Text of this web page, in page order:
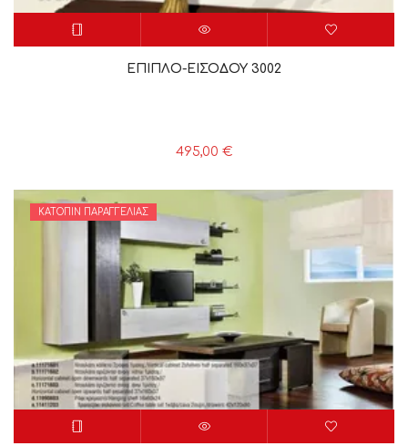
ΕΠΙΠΛΟ-ΕΙΣΟΔΟΥ 3002
495,00 €
ΚΑΤΌΠΙΝ ΠΑΡΑΓΓΕΛΊΑΣ